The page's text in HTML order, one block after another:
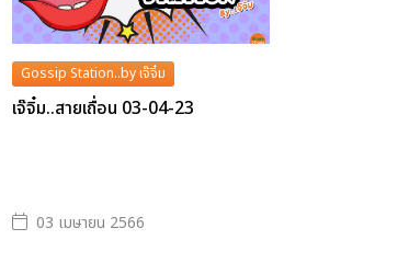
Gossip Station..by เจ๊จิ๋ม
เจ๊จิ๋ม..สายเถื่อน 03-04-23
03 เมษายน 2566